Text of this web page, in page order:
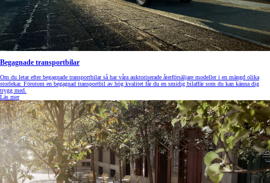
Begagnade transportbilar
Om du letar efter begagnade transportbilar så har våra auktoriserade återförsäljare modeller i en mängd olika
storlekar. Förutom en begagnad transportbil av hög kvalitet får du en smidig bilaffär som du kan känna dig
trygg med.
Läs mer